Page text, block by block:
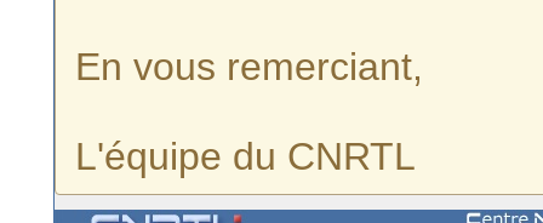
En vous remerciant,
L'équipe du CNRTL